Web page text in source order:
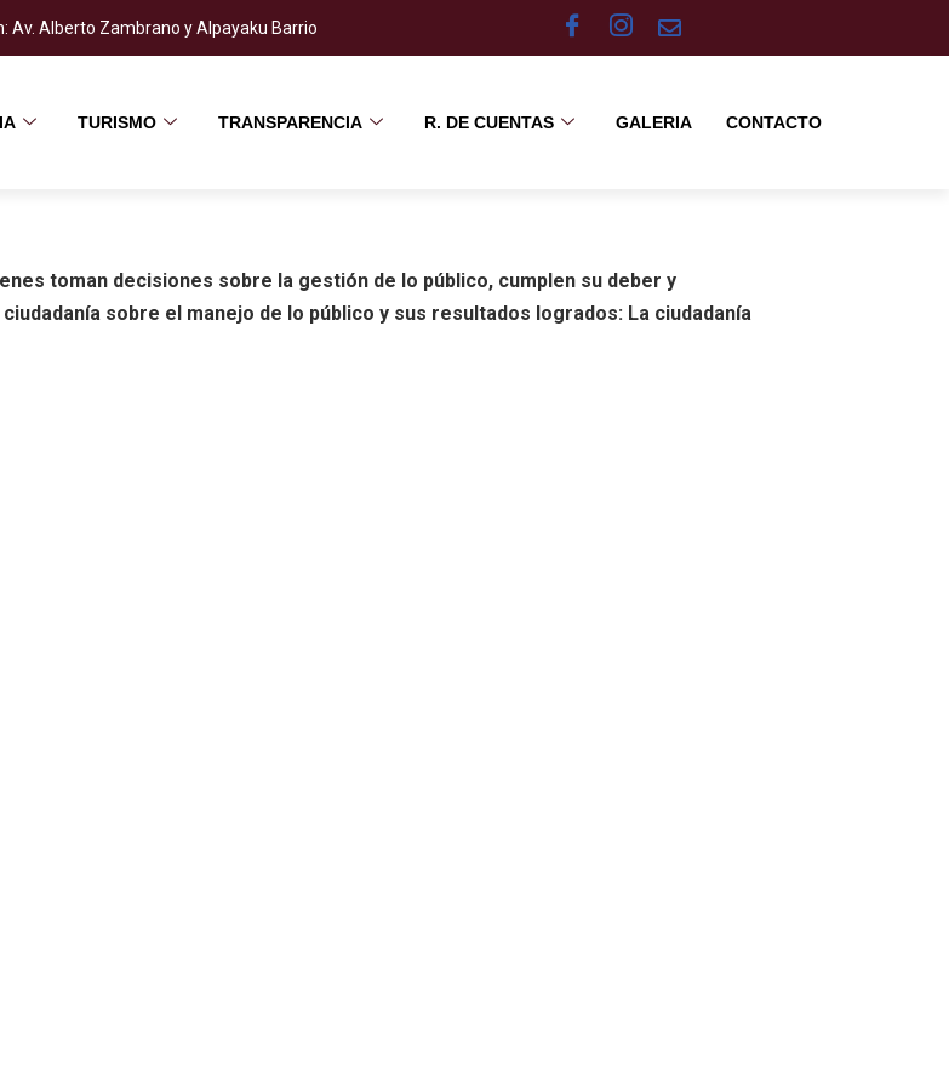
Av. Alberto Zambrano y Alpayaku Barrio
TURISMO TRANSPARENCIA R. DE CUENTAS GALERIA CONTACTO
toman decisiones sobre la gestión de lo público, cumplen su deber y
sobre el manejo de lo público y sus resultados logrados: La ciudadanía